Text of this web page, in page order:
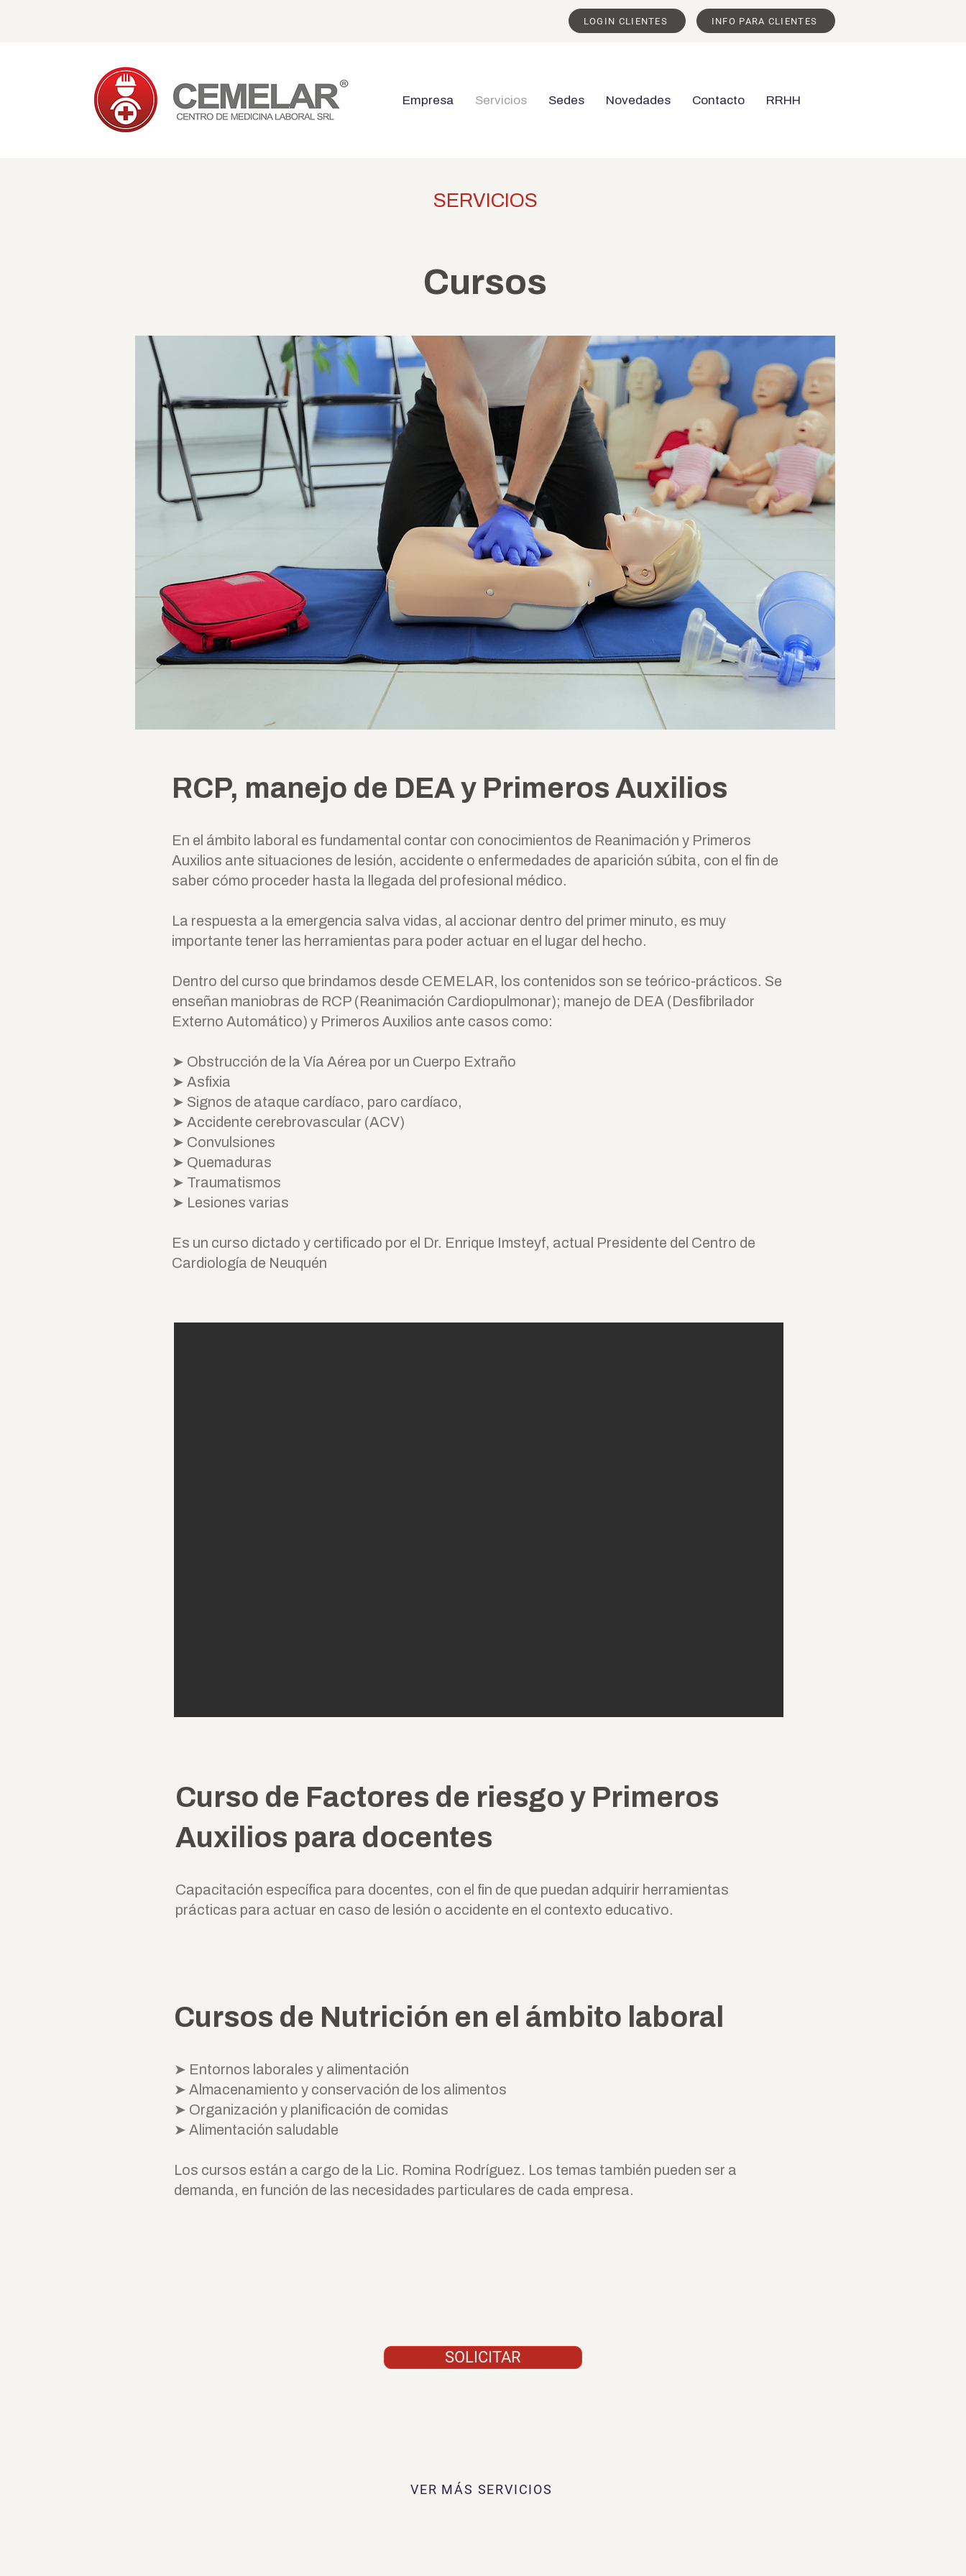
LOGIN CLIENTES INFO PARA CLIENTES
Empresa Servicios Sedes Novedades Contacto RRHH
SERVICIOS
Cursos
RCP, manejo de DEA y Primeros Auxilios
En el ámbito laboral es fundamental contar con conocimientos de Reanimación y Primeros
Auxilios ante situaciones de lesión, accidente o enfermedades de aparición súbita, con el fin de
saber cómo proceder hasta la llegada del profesional médico.
La respuesta a la emergencia salva vidas, al accionar dentro del primer minuto, es muy
importante tener las herramientas para poder actuar en el lugar del hecho.
Dentro del curso que brindamos desde CEMELAR, los contenidos son se teórico-prácticos. Se
enseñan maniobras de RCP (Reanimación Cardiopulmonar); manejo de DEA (Desfibrilador
Externo Automático) y Primeros Auxilios ante casos como:
➤ Obstrucción de la Vía Aérea por un Cuerpo Extraño
➤ Asfixia
➤ Signos de ataque cardíaco, paro cardíaco,
➤ Accidente cerebrovascular (ACV)
➤ Convulsiones
➤ Quemaduras
➤ Traumatismos
➤ Lesiones varias
Es un curso dictado y certificado por el Dr. Enrique Imsteyf, actual Presidente del Centro de
Cardiología de Neuquén
Curso de Factores de riesgo y Primeros
Auxilios para docentes
Capacitación específica para docentes, con el fin de que puedan adquirir herramientas
prácticas para actuar en caso de lesión o accidente en el contexto educativo.
Cursos de Nutrición en el ámbito laboral
➤ Entornos laborales y alimentación
➤ Almacenamiento y conservación de los alimentos
➤ Organización y planificación de comidas
➤ Alimentación saludable
Los cursos están a cargo de la Lic. Romina Rodríguez. Los temas también pueden ser a
demanda, en función de las necesidades particulares de cada empresa.
SOLICITAR
VER MÁS SERVICIOS